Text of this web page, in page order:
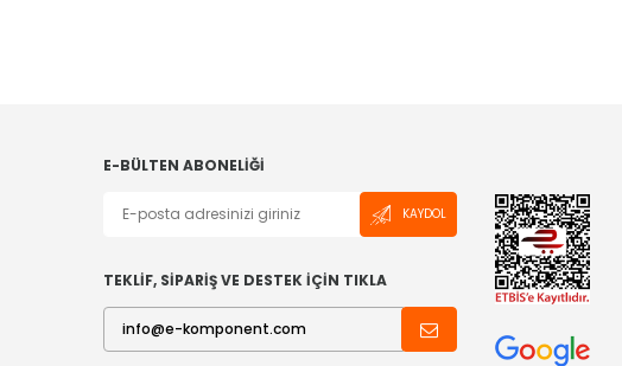
E-BÜLTEN ABONELIĞI
KAYDOL
TEKLİF, SİPARİŞ VE DESTEK İÇİN TIKLA